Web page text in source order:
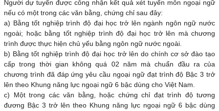
Người dự tuyển được công nhận kết quả xét tuyển môn ngoại ngữ
nếu có một trong các văn bằng, chứng chỉ sau đây:
a) Bằng tốt nghiệp trình độ đại học trở lên ngành ngôn ngữ nước
ngoài; hoặc bằng tốt nghiệp trình độ đại học trở lên mà chương
trình được thực hiện chủ yếu bằng ngôn ngữ nước ngoài.
b) Bằng tốt nghiệp trình độ đại học trở lên do chính cơ sở đào tạo
cấp trong thời gian không quá 02 năm mà chuẩn đầu ra của
chương trình đã đáp ứng yêu cầu ngoại ngữ đạt trình độ Bậc 3 trở
lên theo Khung năng lực ngoại ngữ 6 bậc dùng cho Việt Nam.
c) Một trong các văn bằng, hoặc chứng chỉ đạt trình độ tương
đương Bậc 3 trở lên theo Khung năng lực ngoại ngữ 6 bậc dùng